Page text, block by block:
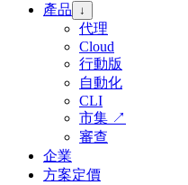
產品
↓
代理
Cloud
行動版
自動化
CLI
市集 ↗
審查
企業
方案定價